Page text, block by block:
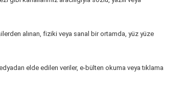
alınan, fiziki veya sanal bir ortamda, yüz yüze
elde edilen veriler, e-bülten okuma veya tıklama